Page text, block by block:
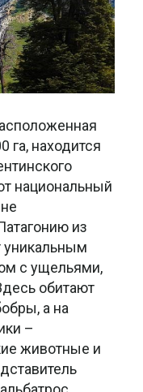
га, находится
национальный
из
уникальным
с ущельями,
обитают
а на
–
животные и